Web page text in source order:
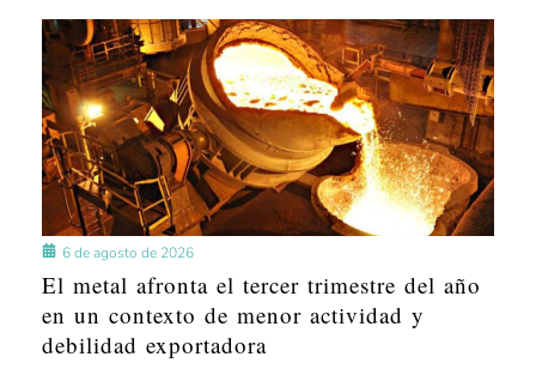
6 de agosto de 2026
El metal afronta el tercer trimestre del año
en un contexto de menor actividad y
debilidad exportadora